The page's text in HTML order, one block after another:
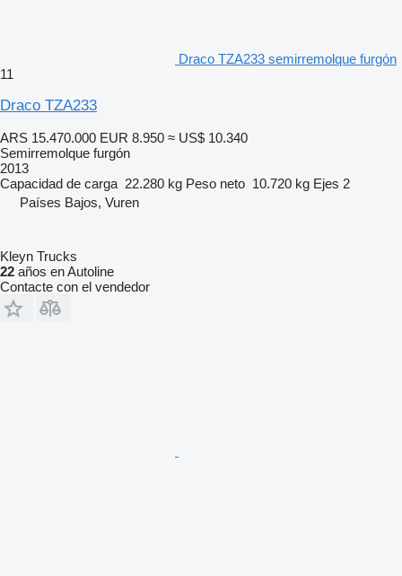
Draco TZA233 semirremolque furgón
11
Draco TZA233
ARS 15.470.000 EUR 8.950 ≈ US$ 10.340
Semirremolque furgón
2013
Capacidad de carga 22.280 kg Peso neto 10.720 kg Ejes 2
Países Bajos, Vuren
Kleyn Trucks
22 años en Autoline
Contacte con el vendedor